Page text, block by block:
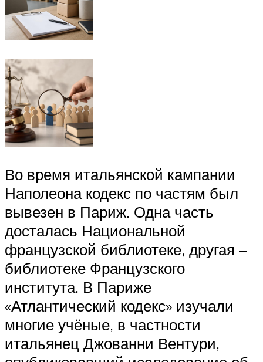
Во время итальянской кампании
Наполеона кодекс по частям был
вывезен в Париж. Одна часть
досталась Национальной
французской библиотеке, другая –
библиотеке Французского
института. В Париже
«Атлантический кодекс» изучали
многие учёные, в частности
итальянец Джованни Вентури,